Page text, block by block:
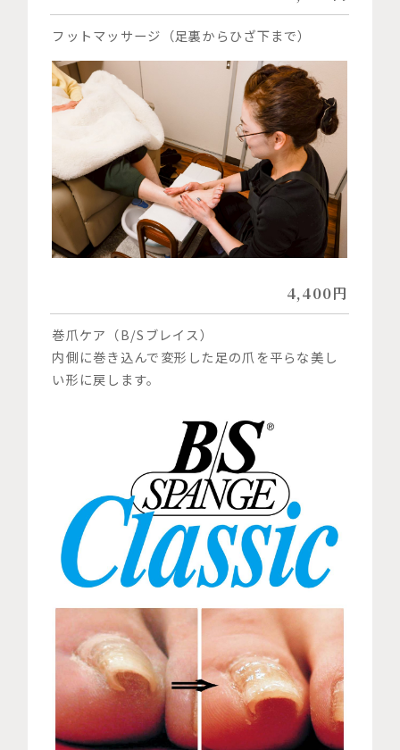
フットマッサージ（足裏からひざ下まで）
4,400円
巻爪ケア（B/Sブレイス）
内側に巻き込んで変形した足の爪を平らな美し
い形に戻します。